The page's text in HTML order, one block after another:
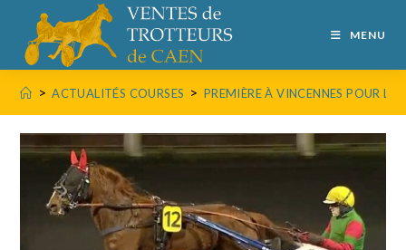
MENU
> ACTUALITÉS COURSES > PREMIÈRE À VINCENNES POUR